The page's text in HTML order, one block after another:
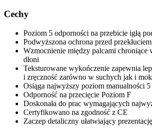
Cechy
Poziom 5 odporności na przebicie igłą
Podwyższona ochrona przed przekłuciem
Wzmocnienie między palcami chroniące
dłoni
Teksturowane wykończenie zapewnia
i zręczność zarówno w suchych jak i
Osiąga najwyższy poziom manualności 5
Odporność na przecięcie Poziom F
Doskonała do prac wymagających
Certyfikowano na zgodność z CE
Zaczep detaliczny ułatwiający